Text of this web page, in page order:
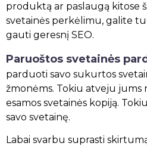
produktą ar paslaugą kitose
svetainės perkėlimu, galite
gauti geresnį SEO.
Paruoštos svetainės
parduoti savo sukurtos
žmonėms. Tokiu atveju jums
esamos svetainės kopiją.
savo svetainę.
Labai svarbu suprasti